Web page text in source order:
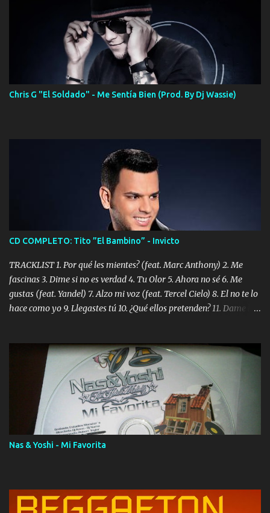
Chris G "El Soldado" - Me Sentía Bien (Prod. By Dj Wassie)
CD COMPLETO: Tito ”El Bambino” - Invicto
TRACKLIST 1. Por qué les mientes? (feat. Marc Anthony) 2. Me
fascinas 3. Dime si no es verdad 4. Tu Olor 5. Ahora no sé 6. Me
gustas (feat. Yandel) 7. Alzo mi voz (feat. Tercel Cielo) 8. El no te lo
hace como yo 9. Llegastes tú 10. ¿Qué ellos pretenden? 11. Dame la
Digital Booklet – Invicto ----------------------------- Nota:
Album proposto al massimo della qualità in formato iTunes Plus
AAC M4A; comprato su iTunes e a disposizione vostra per il
download. REGGAETON ITALIA Nosotros Somos Los Del
Momento!
Nas & Yoshi - Mi Favorita